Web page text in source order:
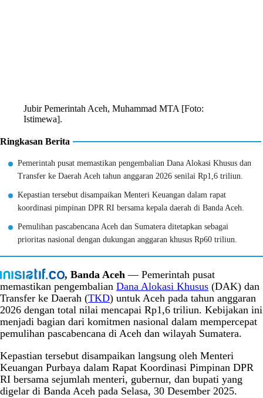
Jubir Pemerintah Aceh, Muhammad MTA [Foto:
Istimewa].
Ringkasan Berita
Pemerintah pusat memastikan pengembalian Dana Alokasi Khusus dan
Transfer ke Daerah Aceh tahun anggaran 2026 senilai Rp1,6 triliun.
Kepastian tersebut disampaikan Menteri Keuangan dalam rapat
koordinasi pimpinan DPR RI bersama kepala daerah di Banda Aceh.
Pemulihan pascabencana Aceh dan Sumatera ditetapkan sebagai
prioritas nasional dengan dukungan anggaran khusus Rp60 triliun.
, Banda Aceh— Pemerintah pusat
memastikan pengembalian Dana Alokasi Khusus (DAK) dan
Transfer ke Daerah (TKD) untuk Aceh pada tahun anggaran
2026 dengan total nilai mencapai Rp1,6 triliun. Kebijakan ini
menjadi bagian dari komitmen nasional dalam mempercepat
pemulihan pascabencana di Aceh dan wilayah Sumatera.
Kepastian tersebut disampaikan langsung oleh Menteri
Keuangan Purbaya dalam Rapat Koordinasi Pimpinan DPR
RI bersama sejumlah menteri, gubernur, dan bupati yang
digelar di Banda Aceh pada Selasa, 30 Desember 2025.